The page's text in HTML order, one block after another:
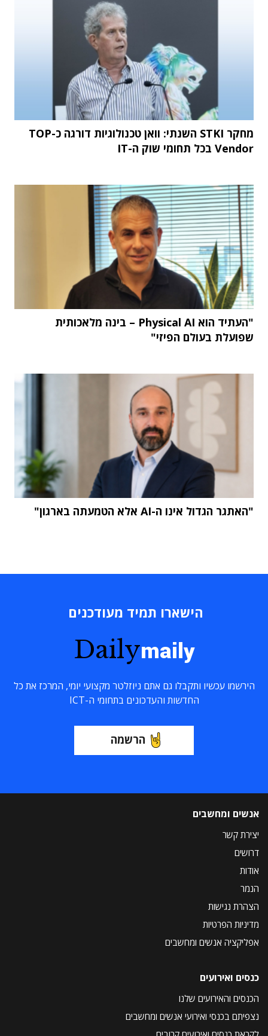
מחקר STKI השנתי: וואן טכנולוגיות דורגה כ-TOP
Vendor בכל תחומי שוק ה-IT
"העתיד הוא Physical AI – בינה מלאכותית
שפועלת בעולם הפיזי"
"האתגר הגדול אינו ה-AI אלא הטמעתה בארגון"
הישארו תמיד מעודכנים
Dailymaily
הירשמו עכשיו ותקבלו גם אתם ניוזלטר מקצועי יומי, המרכז את כל
החדשות והעדכונים בתחומי ה-ICT
הרשמה
אנשים ומחשבים
יצירת קשר
דרושים
אודות
הנמר
הצהרת נגישות
מדיניות הפרטיות
אפליקציה אנשים ומחשבים
כנסים ואירועים
הכנסים והאירועים שלנו
נצפיתם בכנסי ואירועי אנשים ומחשבים